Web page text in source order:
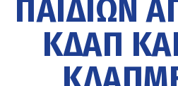
ΠΑΙΔΙΏΝ
ΚΔΑΠ